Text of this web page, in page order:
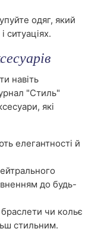
одяг, який
ситуаціях.
навіть
"Стиль"
які
елегантності й
до будь-
чи кольє
стильним.